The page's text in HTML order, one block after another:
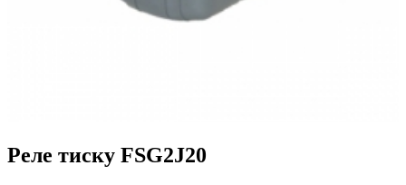
Реле тиску FSG2J20